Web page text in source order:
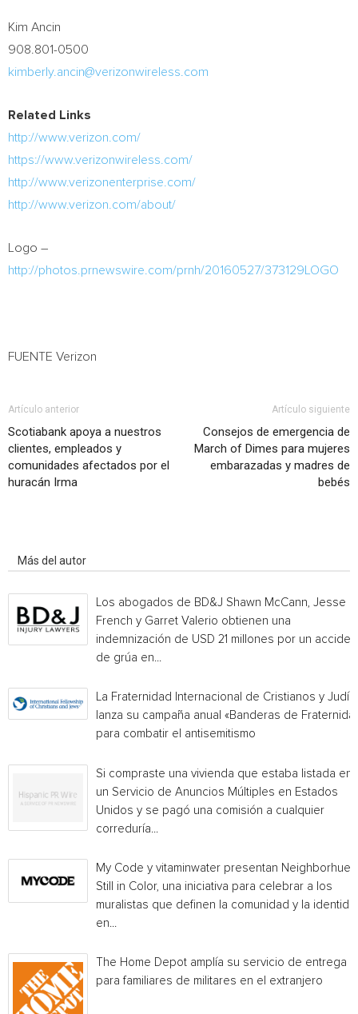
Kim Ancin
908.801-0500
kimberly.ancin@verizonwireless.com
Related Links
http://www.verizon.com/
https://www.verizonwireless.com/
http://www.verizonenterprise.com/
http://www.verizon.com/about/
Logo –
http://photos.prnewswire.com/prnh/20160527/373129LOGO
FUENTE Verizon
Artículo anterior
Scotiabank apoya a nuestros
clientes, empleados y
comunidades afectados por el
huracán Irma
Artículo siguiente
Consejos de emergencia de
March of Dimes para mujeres
embarazadas y madres de
bebés
Más del autor
Los abogados de BD&J Shawn McCann, Jesse
French y Garret Valerio obtienen una
indemnización de USD 21 millones por un
de grúa en...
La Fraternidad Internacional de Cristianos y
lanza su campaña anual «Banderas de
para combatir el antisemitismo
Si compraste una vivienda que estaba listada en
un Servicio de Anuncios Múltiples en Estados
Unidos y se pagó una comisión a cualquier
correduría...
My Code y vitaminwater presentan Neighborhue:
Still in Color, una iniciativa para celebrar a los
muralistas que definen la comunidad y la
en...
The Home Depot amplía su servicio de entrega
para familiares de militares en el extranjero